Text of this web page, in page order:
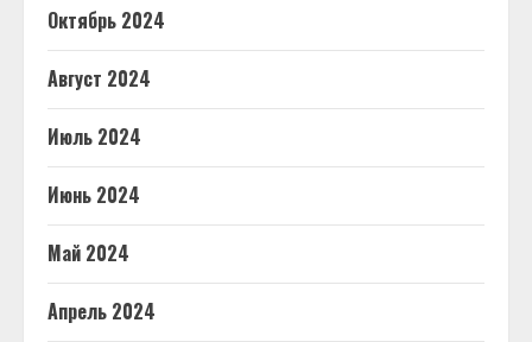
Октябрь 2024
Август 2024
Июль 2024
Июнь 2024
Май 2024
Апрель 2024